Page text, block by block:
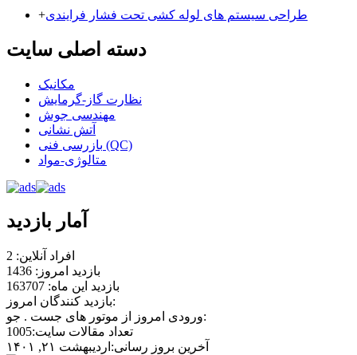
+طراحی سیستم های لوله کشی تحت فشار فرایندی
دسته اصلی سایت
مکانیک
نظارت گاز-گرمایش
مهندسی جوش
آتش نشانی
بازرسی فنی (QC)
متالوژی-مواد
آمار بازدید
افراد آنلاین: 2
بازدید امروز: 1436
بازدید این ماه: 163707
بازدید کنندگان امروز:
ورودی امروز از موتور های جست . جو:
تعداد مقالات سایت:1005
آخرین بروز رسانی:اردیبهشت ۲۱, ۱۴۰۱